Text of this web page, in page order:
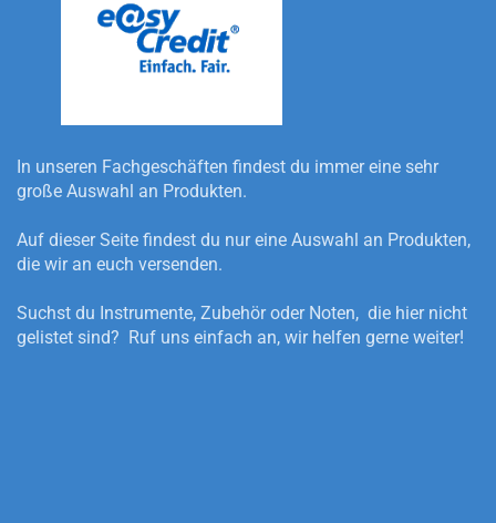
In unseren Fachgeschäften findest du immer eine sehr
große Auswahl an Produkten.
Auf dieser Seite findest du nur eine Auswahl an Produkten,
die wir an euch versenden.
Suchst du Instrumente, Zubehör oder Noten, die hier nicht
gelistet sind? Ruf uns einfach an, wir helfen gerne weiter!